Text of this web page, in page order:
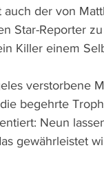
der von
Star-Reporter
Killer einem
verstorbene
begehrte
Neun
gewährleistet